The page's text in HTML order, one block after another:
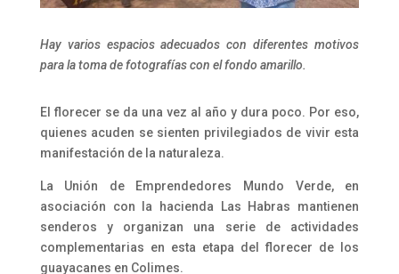
Hay varios espacios adecuados con diferentes motivos
para la toma de fotografías con el fondo amarillo.
El florecer se da una vez al año y dura poco. Por eso,
quienes acuden se sienten privilegiados de vivir esta
manifestación de la naturaleza.
La Unión de Emprendedores Mundo Verde, en
asociación con la hacienda Las Habras mantienen
senderos y organizan una serie de actividades
complementarias en esta etapa del florecer de los
guayacanes en Colimes.